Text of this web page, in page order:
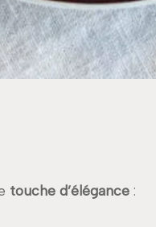
touche d’élégance :